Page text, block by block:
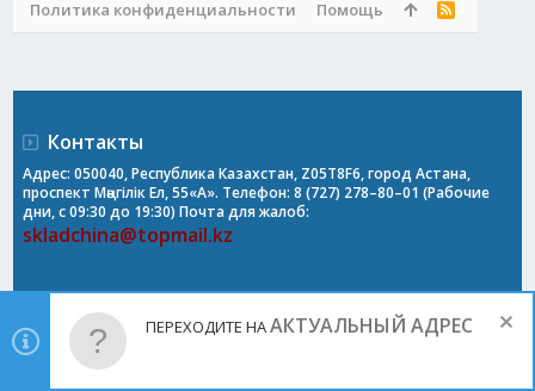
Политика конфиденциальности
Помощь
R
Контакты
Адрес: 050040, Республика Казахстан, Z05T8F6, город Астана,
проспект Мәңгілік Ел, 55«А». Телефон: 8 (727) 278–80–01 (Рабочие
дни, с 09:30 до 19:30) Почта для жалоб:
skladchina@topmail.kz
ПЕРЕХОДИТЕ НААКТУАЛЬНЫЙ АДРЕС